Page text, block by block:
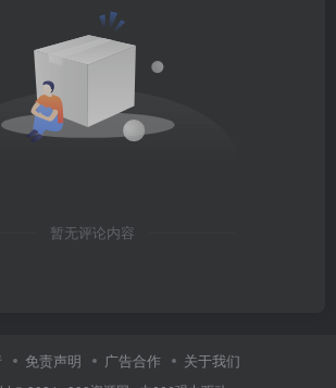
暂无评论内容
免责声明 广告合作 关于我们